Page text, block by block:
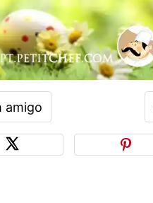
amigo